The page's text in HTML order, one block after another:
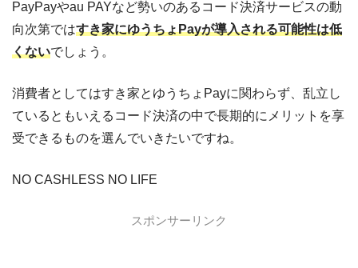
PayPayやau PAYなど勢いのあるコード決済サービスの動
向次第ではすき家にゆうちょPayが導入される可能性は低
くないでしょう。
消費者としてはすき家とゆうちょPayに関わらず、乱立し
ているともいえるコード決済の中で長期的にメリットを享
受できるものを選んでいきたいですね。
NO CASHLESS NO LIFE
スポンサーリンク